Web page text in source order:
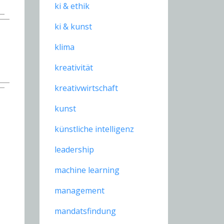
ki & ethik
ki & kunst
klima
kreativität
kreativwirtschaft
kunst
künstliche intelligenz
leadership
machine learning
management
mandatsfindung